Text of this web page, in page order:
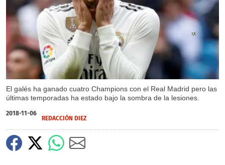
El galés ha ganado cuatro Champions con el Real Madrid pero las
últimas temporadas ha estado bajo la sombra de la lesiones.
X
2018-11-06
REDACCIÓN DIEZ